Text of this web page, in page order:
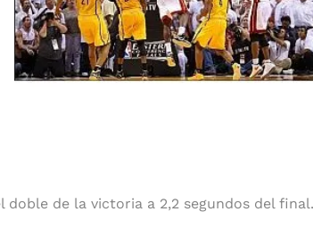
doble de la victoria a 2,2 segundos del final.